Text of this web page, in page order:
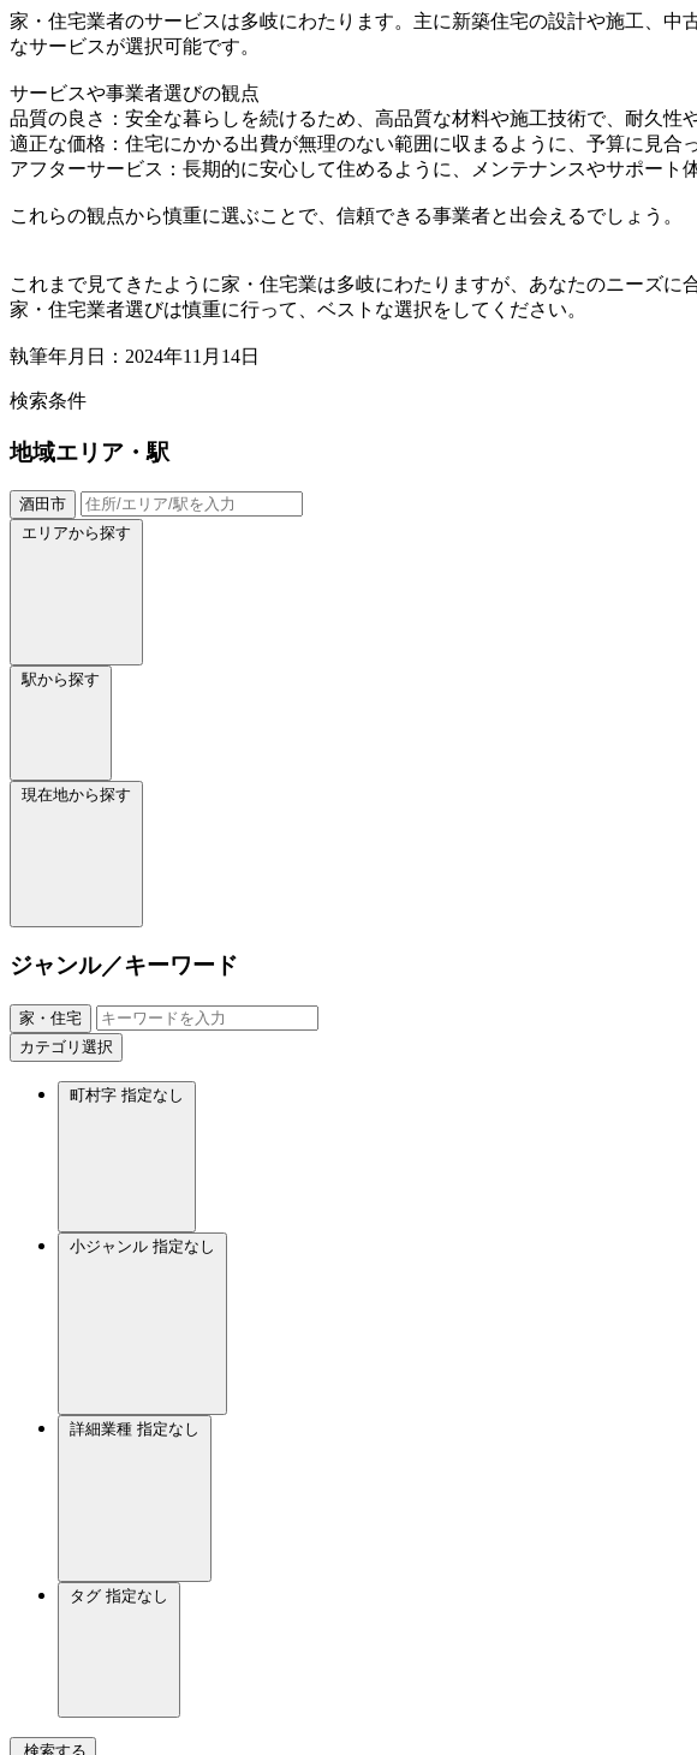
家・住宅業者のサービスは多岐にわたります。主に新築住宅の設計や施工、
なサービスが選択可能です。
サービスや事業者選びの観点
品質の良さ：安全な暮らしを続けるため、高品質な材料や施工技術で、耐久性
適正な価格：住宅にかかる出費が無理のない範囲に収まるように、予算に見合
アフターサービス：長期的に安心して住めるように、メンテナンスやサポート
これらの観点から慎重に選ぶことで、信頼できる事業者と出会えるでしょう。
これまで見てきたように家・住宅業は多岐にわたりますが、あなたのニーズに
家・住宅業者選びは慎重に行って、ベストな選択をしてください。
執筆年月日：2024年11月14日
検索条件
地域エリア・駅
酒田市
エリアから探す
駅から探す
現在地から探す
ジャンル／キーワード
家・住宅
カテゴリ選択
町村字 指定なし
小ジャンル 指定なし
詳細業種 指定なし
タグ 指定なし
検索する